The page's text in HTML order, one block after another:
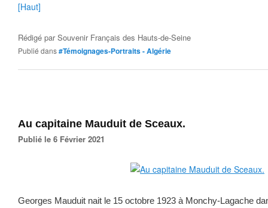
[Haut]
Rédigé parSouvenir Français des Hauts-de-Seine
Publié dans#Témoignages-Portraits - Algérie
Au capitaine Mauduit de Sceaux.
Publié le 6 Février 2021
Georges Mauduit nait le 15 octobre 1923 à Monchy-Lagache